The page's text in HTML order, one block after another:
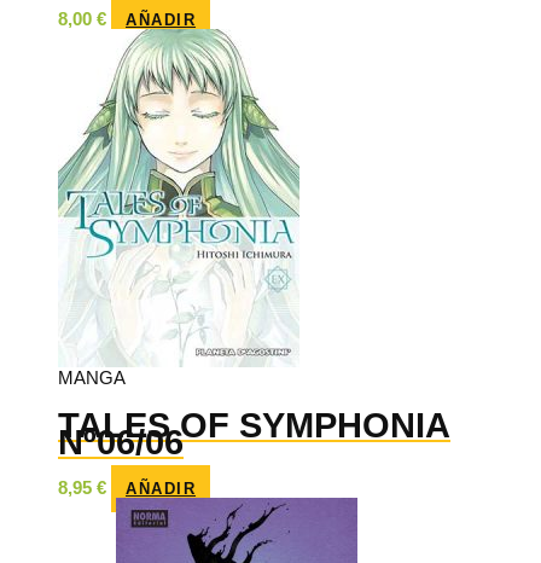
8,00 € AÑADIR
MANGA
TALES OF SYMPHONIA
Nº06/06
8,95 € AÑADIR